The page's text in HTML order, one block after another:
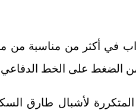
في أكثر من مناسبة من
الضغط على الخط
لأشبال طارق